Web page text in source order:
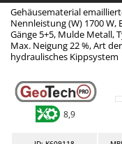
Akku-Stichsägen
Alu-
Aschesauger
Aima
Airmec
AL-KO
Alce
Alpina
Gehäusematerial
Nennleistung (W) 1700
Gänge 5+5, Mulde Metall,
Max. Neigung 22 %, Art
hydraulisches Kippsystem
8,9